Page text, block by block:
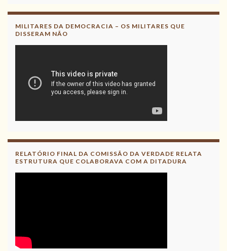
MILITARES DA DEMOCRACIA – OS MILITARES QUE
DISSERAM NÃO
RELATÓRIO FINAL DA COMISSÃO DA VERDADE RELATA
ESTRUTURA QUE COLABORAVA COM A DITADURA